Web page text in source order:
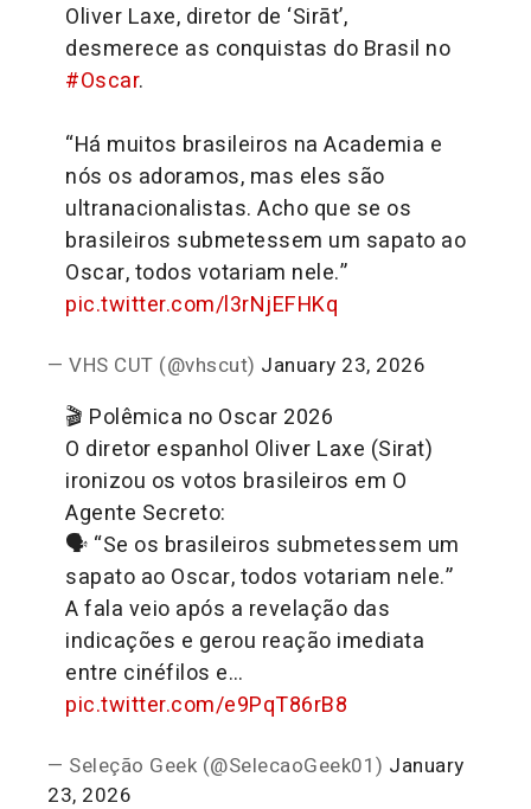
Oliver Laxe, diretor de ‘Sirāt’,
desmerece as conquistas do Brasil no
#Oscar.
“Há muitos brasileiros na Academia e
nós os adoramos, mas eles são
ultranacionalistas. Acho que se os
brasileiros submetessem um sapato ao
Oscar, todos votariam nele.”
pic.twitter.com/l3rNjEFHKq
— VHS CUT (@vhscut) January 23, 2026
🎬 Polêmica no Oscar 2026
O diretor espanhol Oliver Laxe (Sirat)
ironizou os votos brasileiros em O
Agente Secreto:
🗣️ “Se os brasileiros submetessem um
sapato ao Oscar, todos votariam nele.”
A fala veio após a revelação das
indicações e gerou reação imediata
entre cinéfilos e…
pic.twitter.com/e9PqT86rB8
— Seleção Geek (@SelecaoGeek01) January
23, 2026